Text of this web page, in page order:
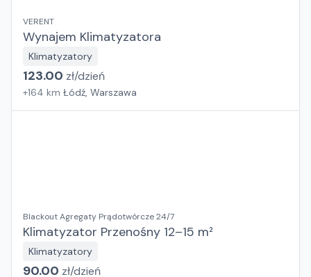
VERENT
Wynajem Klimatyzatora
Klimatyzatory
123.00 zł/dzień
+164 km Łódź, Warszawa
Blackout Agregaty Prądotwórcze 24/7
Klimatyzator Przenośny 12–15 m²
Klimatyzatory
90.00 zł/dzień